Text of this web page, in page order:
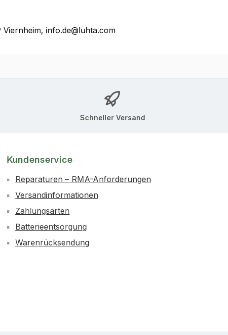
info.de@luhta.com
Schneller Versand
Kundenservice
Reparaturen – RMA-Anforderungen
Versandinformationen
Zahlungsarten
Batterieentsorgung
Warenrücksendung